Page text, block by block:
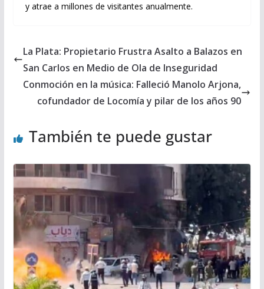
y atrae a millones de visitantes anualmente.
La Plata: Propietario Frustra Asalto a Balazos en
San Carlos en Medio de Ola de Inseguridad
Conmoción en la música: Falleció Manolo Arjona,
cofundador de Locomía y pilar de los años 90
También te puede gustar